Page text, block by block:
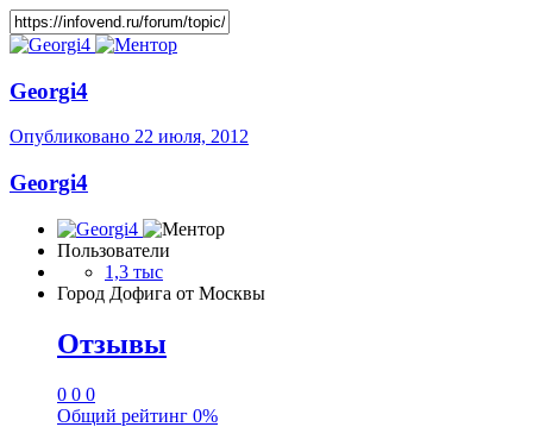
Georgi4
Опубликовано 22 июля, 2012
Georgi4
Пользователи
1,3 тыс
Город Дофига от Москвы
Отзывы
0 0 0
Общий рейтинг 0%